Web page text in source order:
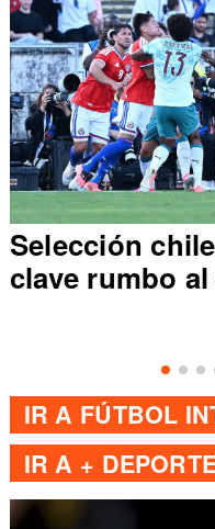
Selección
clave rumbo al
IR A FÚTBOL
IR A +